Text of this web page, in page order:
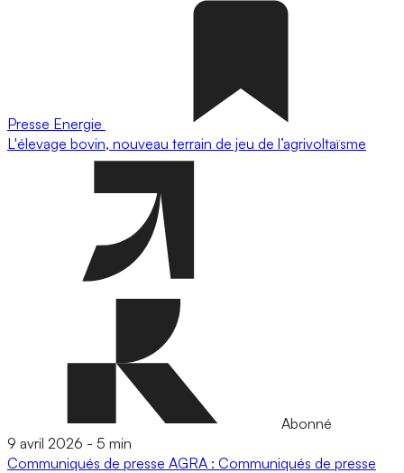
Presse Energie
L'élevage bovin, nouveau terrain de jeu de l’agrivoltaïsme
Abonné
9 avril 2026 - 5 min
Communiqués de presse AGRA : Communiqués de presse